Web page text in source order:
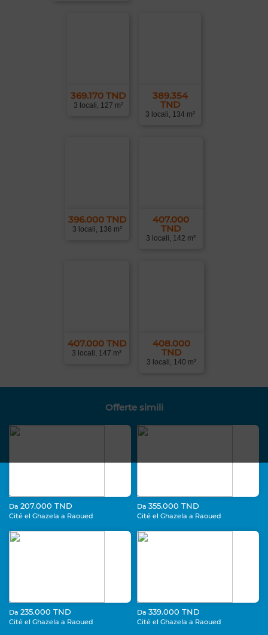
369.170 TND
3 locali, 127 m²
389.354
TND
3 locali, 134 m²
396.000 TND
3 locali, 136 m²
407.000
TND
3 locali, 142 m²
407.000 TND
3 locali, 147 m²
408.000
TND
3 locali, 140 m²
Offerte simili
Da 207.000 TND
Cité el Ghazela a Raoued
Da 355.000 TND
Cité el Ghazela a Raoued
Da 235.000 TND
Cité el Ghazela a Raoued
Da 339.000 TND
Cité el Ghazela a Raoued